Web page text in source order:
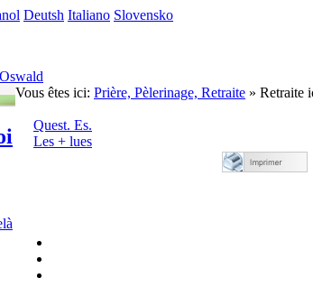
Deutsh Italiano Slovensko
Vous êtes ici: Prière, Pèlerinage, Retraite » Retraite
Quest. Es.
Les + lues